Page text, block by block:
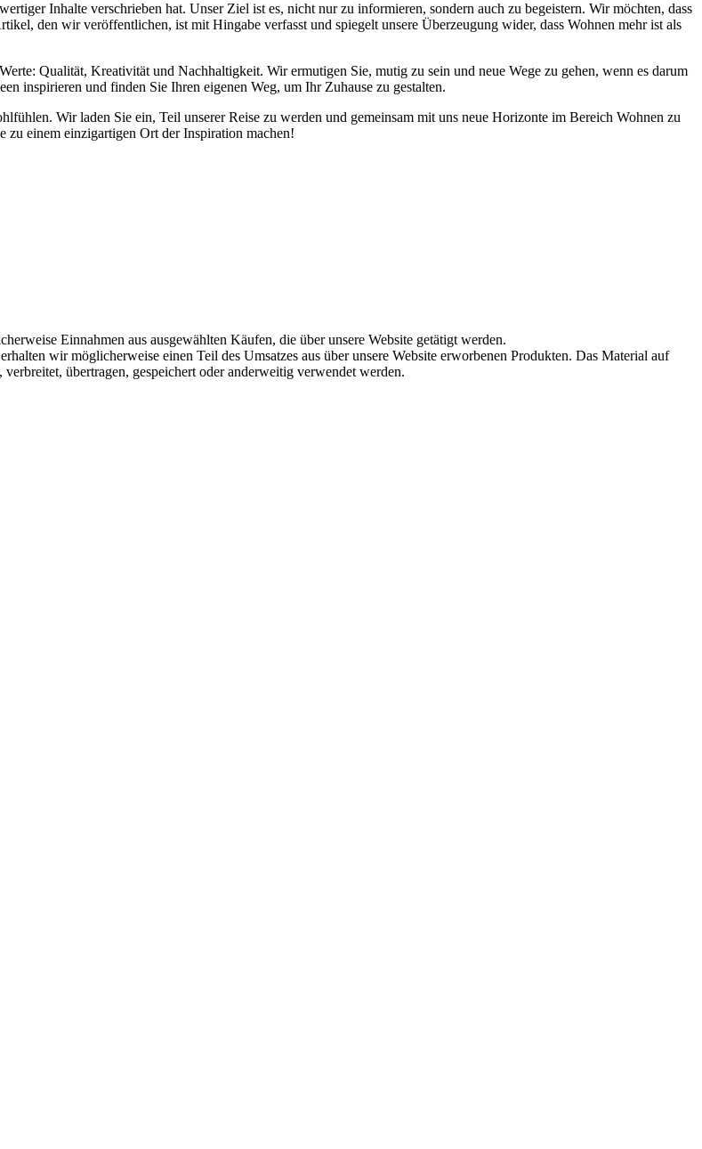
Inhalte verschrieben hat. Unser Ziel ist es, nicht nur zu informieren, sondern auch zu begeistern. Wir möchten, dass
den wir veröffentlichen, ist mit Hingabe verfasst und spiegelt unsere Überzeugung wider, dass Wohnen mehr ist als
Qualität, Kreativität und Nachhaltigkeit. Wir ermutigen Sie, mutig zu sein und neue Wege zu gehen, wenn es darum
inspirieren und finden Sie Ihren eigenen Weg, um Ihr Zuhause zu gestalten.
Wir laden Sie ein, Teil unserer Reise zu werden und gemeinsam mit uns neue Horizonte im Bereich Wohnen zu
zu einem einzigartigen Ort der Inspiration machen!
Einnahmen aus ausgewählten Käufen, die über unsere Website getätigt werden.
wir möglicherweise einen Teil des Umsatzes aus über unsere Website erworbenen Produkten. Das Material auf
übertragen, gespeichert oder anderweitig verwendet werden.